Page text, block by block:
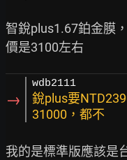
智銳plus1.67鉑金膜
→
wdb2111
銳plus要
31000，都不
我的是標準版應該是